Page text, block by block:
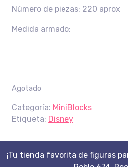
Número de piezas: 220 aprox
Medida armado:
Agotado
Categoría: MiniBlocks
Etiqueta: Disney
¡Tu tienda favorita de figuras